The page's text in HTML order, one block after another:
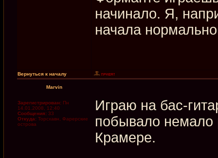
начинало. Я,
начала
Вернуться к началу
Marvin
Зарегистрирован: Пн
14.01.2008, 12:40
Сообщения: 33
Откуда: Торсхавн, Фарерские
острова
Играю на бас-
побывало немало
Крамере.